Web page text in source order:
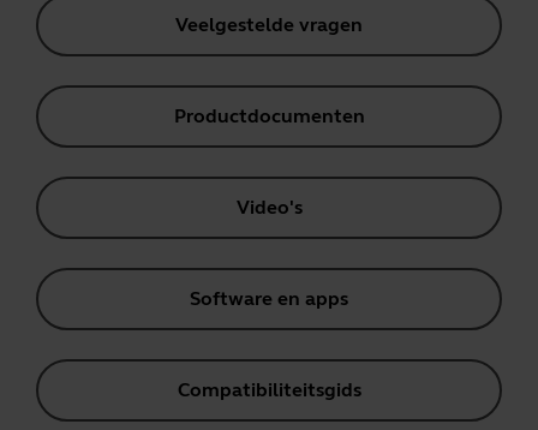
Veelgestelde vragen
Productdocumenten
Video's
Software en apps
Compatibiliteitsgids